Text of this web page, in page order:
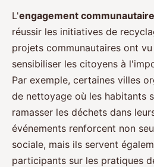
L'engagement communautaire
réussir les initiatives de
projets communautaires ont
sensibiliser les citoyens à
Par exemple, certaines villes
de nettoyage où les habitants
ramasser les déchets dans
événements renforcent non
sociale, mais ils servent
participants sur les pratiques